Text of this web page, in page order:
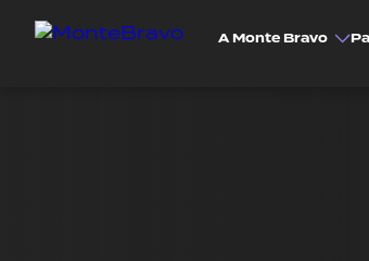
A Monte Bravo